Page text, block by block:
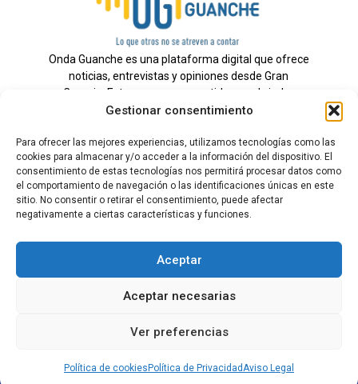
Gestionar consentimiento
Para ofrecer las mejores experiencias, utilizamos tecnologías como las
cookies para almacenar y/o acceder a la información del dispositivo. El
consentimiento de estas tecnologías nos permitirá procesar datos como
el comportamiento de navegación o las identificaciones únicas en este
sitio. No consentir o retirar el consentimiento, puede afectar
negativamente a ciertas características y funciones.
Aceptar
Aceptar necesarias
Ver preferencias
Política de cookies Política de PrivacidadAviso Legal
Onda Guanche es una plataforma digital que ofrece
noticias, entrevistas y opiniones desde Gran
Canaria. Estamos comprometidos con brindar
información veraz y un periodismo independiente a
Todos los derechos reservados.
Radio
Contacto
Aviso Legal